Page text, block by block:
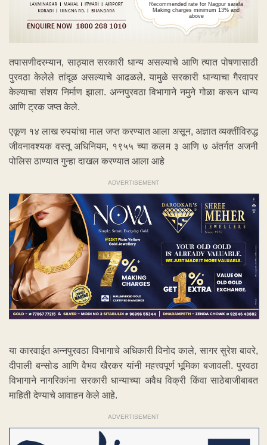
Recommended rate for Nagpur sarafa
Making charges minimum 13% and
above
तपासणीदरम्यान, साठ्यात सरकारी धान्य असल्याचे आणि त्यात पोषणासाठी
पुरवठा केलेले तांदूळ असल्याचे आढळले. यामुळे सरकारी धान्याचा गैरवापर
केल्याचा संशय निर्माण झाला. अन्नपुरवठा विभागाने नमुने गोळा करून धान्य
आणि ट्रक जप्त केले.
एकूण १४ लाख रुपयांचा माल जप्त करण्यात आला असून, अज्ञात व्यक्तींविरुद्ध
जीवनावश्यक वस्तू अधिनियम, १९५५ च्या कलम ३ आणि ७ अंतर्गत अजनी
पोलिस ठाण्यात गुन्हा दाखल करण्यात आला आहे
ADVERTISEMENT
या कारवाईत अन्नपुरवठा विभागाचे अधिकारी विनोद काले, सागर सुरेश बावरे,
दीपाली बन्सोड आणि वैभव खैरकर यांनी महत्त्वपूर्ण भूमिका बजावली. पुरवठा
विभागाने नागरिकांना सरकारी धान्याच्या अवैध विक्री किंवा साठेबाजीबाबत
माहिती देण्याचे आवाहन केले आहे.
ADVERTISEMENT